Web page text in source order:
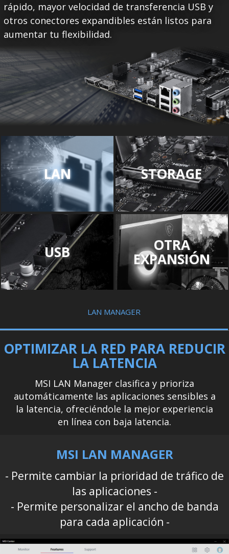
rápido, mayor velocidad de transferencia USB y
otros conectores expandibles están listos para
aumentar tu flexibilidad.
LAN STORAGE
USB OTRA
EXPANSIÓN
LAN MANAGER
OPTIMIZAR LA RED PARA REDUCIR
LA LATENCIA
MSI LAN Manager clasifica y prioriza
automáticamente las aplicaciones sensibles a
la latencia, ofreciéndole la mejor experiencia
en línea con baja latencia.
MSI LAN MANAGER
- Permite cambiar la prioridad de tráfico de
las aplicaciones -
- Permite personalizar el ancho de banda
para cada aplicación -